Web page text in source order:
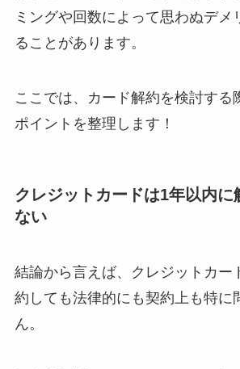
レミノ
なぜ解
る方法
ミングや回数によって思わぬデメ
ることがあります。
ここでは、カード解約を検討する
ポイントを整理します！
クレジットカードは1年以内に
ない
結論から言えば、クレジットカー
約しても法律的にも契約上も特に
ん。